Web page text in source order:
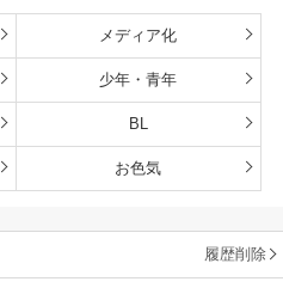
メディア化
少年・青年
BL
お色気
履歴削除